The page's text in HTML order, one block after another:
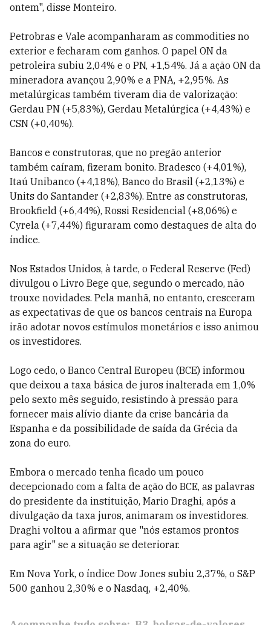
ontem", disse Monteiro.
Petrobras e Vale acompanharam as commodities no
exterior e fecharam com ganhos. O papel ON da
petroleira subiu 2,04% e o PN, +1,54%. Já a ação ON da
mineradora avançou 2,90% e a PNA, +2,95%. As
metalúrgicas também tiveram dia de valorização:
Gerdau PN (+5,83%), Gerdau Metalúrgica (+4,43%) e
CSN (+0,40%).
Bancos e construtoras, que no pregão anterior
também caíram, fizeram bonito. Bradesco (+4,01%),
Itaú Unibanco (+4,18%), Banco do Brasil (+2,13%) e
Units do Santander (+2,83%). Entre as construtoras,
Brookfield (+6,44%), Rossi Residencial (+8,06%) e
Cyrela (+7,44%) figuraram como destaques de alta do
índice.
Nos Estados Unidos, à tarde, o Federal Reserve (Fed)
divulgou o Livro Bege que, segundo o mercado, não
trouxe novidades. Pela manhã, no entanto, cresceram
as expectativas de que os bancos centrais na Europa
irão adotar novos estímulos monetários e isso animou
os investidores.
Logo cedo, o Banco Central Europeu (BCE) informou
que deixou a taxa básica de juros inalterada em 1,0%
pelo sexto mês seguido, resistindo à pressão para
fornecer mais alívio diante da crise bancária da
Espanha e da possibilidade de saída da Grécia da
zona do euro.
Embora o mercado tenha ficado um pouco
decepcionado com a falta de ação do BCE, as palavras
do presidente da instituição, Mario Draghi, após a
divulgação da taxa juros, animaram os investidores.
Draghi voltou a afirmar que "nós estamos prontos
para agir" se a situação se deteriorar.
Em Nova York, o índice Dow Jones subiu 2,37%, o S&P
500 ganhou 2,30% e o Nasdaq, +2,40%.